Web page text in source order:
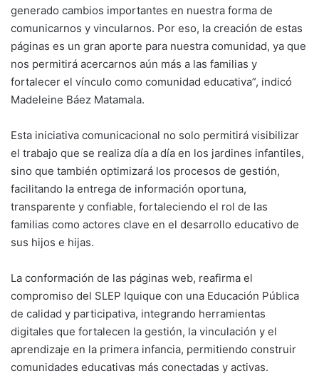
generado cambios importantes en nuestra forma de
comunicarnos y vincularnos. Por eso, la creación de estas
páginas es un gran aporte para nuestra comunidad, ya que
nos permitirá acercarnos aún más a las familias y
fortalecer el vínculo como comunidad educativa”, indicó
Madeleine Báez Matamala.
Esta iniciativa comunicacional no solo permitirá visibilizar
el trabajo que se realiza día a día en los jardines infantiles,
sino que también optimizará los procesos de gestión,
facilitando la entrega de información oportuna,
transparente y confiable, fortaleciendo el rol de las
familias como actores clave en el desarrollo educativo de
sus hijos e hijas.
La conformación de las páginas web, reafirma el
compromiso del SLEP Iquique con una Educación Pública
de calidad y participativa, integrando herramientas
digitales que fortalecen la gestión, la vinculación y el
aprendizaje en la primera infancia, permitiendo construir
comunidades educativas más conectadas y activas.